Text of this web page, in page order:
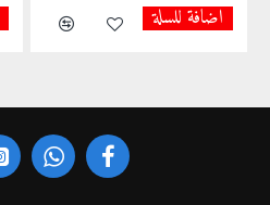
اضافة للسلة